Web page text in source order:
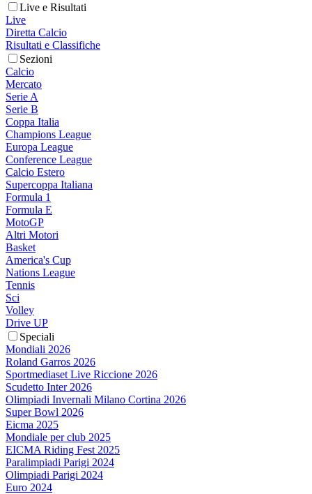
Live e Risultati
Live
Diretta Calcio
Risultati e Classifiche
Sezioni
Calcio
Mercato
Serie A
Serie B
Coppa Italia
Champions League
Europa League
Conference League
Calcio Estero
Supercoppa Italiana
Formula 1
Formula E
MotoGP
Altri Motori
Basket
America's Cup
Nations League
Tennis
Sci
Volley
Drive UP
Speciali
Mondiali 2026
Roland Garros 2026
Sportmediaset Live Riccione 2026
Scudetto Inter 2026
Olimpiadi Invernali Milano Cortina 2026
Super Bowl 2026
Eicma 2025
Mondiale per club 2025
EICMA Riding Fest 2025
Paralimpiadi Parigi 2024
Olimpiadi Parigi 2024
Euro 2024